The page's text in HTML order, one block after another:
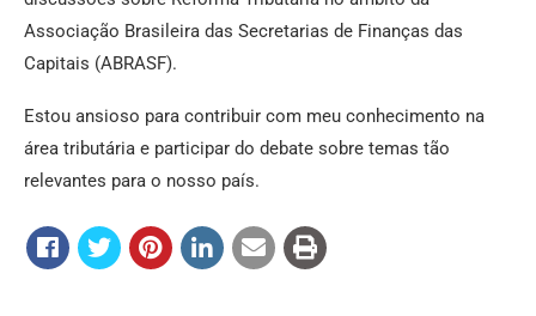
Associação Brasileira das Secretarias de Finanças das
Capitais (ABRASF).
Estou ansioso para contribuir com meu conhecimento na
área tributária e participar do debate sobre temas tão
relevantes para o nosso país.